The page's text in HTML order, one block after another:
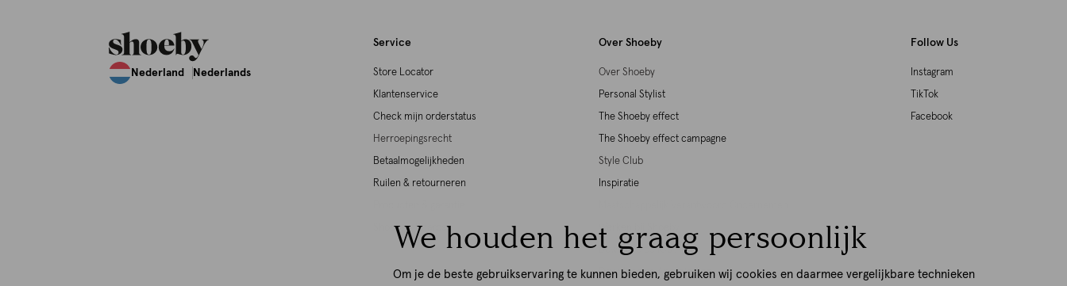
We houden het graag persoonlijk
Om je de beste gebruikservaring te kunnen bieden, gebruiken wij cookies en daarmee vergelijkbare technieken
Nederland Nederlands
Service
Store Locator
Klantenservice
Check mijn orderstatus
Herroepingsrecht
Betaalmogelijkheden
Ruilen & retourneren
Shoeby giftcards
Over Shoeby
Over Shoeby
Personal Stylist
The Shoeby effect
The Shoeby effect campagne
Style Club
Inspiratie
Werken bij Shoeby
Download de iOS App
Download de Android App
Follow Us
Instagram
TikTok
Facebook